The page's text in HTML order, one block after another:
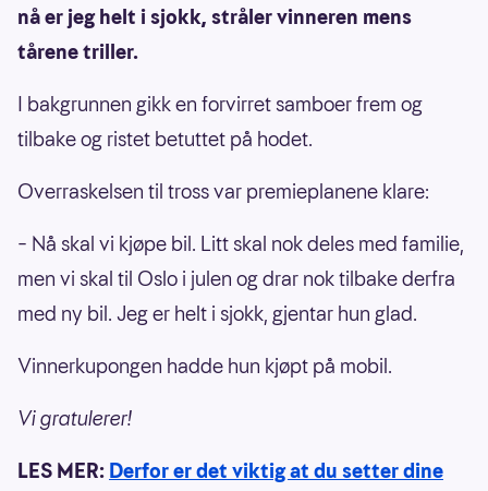
nå er jeg helt i sjokk, stråler vinneren mens
tårene triller.
I bakgrunnen gikk en forvirret samboer frem og
tilbake og ristet betuttet på hodet.
Overraskelsen til tross var premieplanene klare:
– Nå skal vi kjøpe bil. Litt skal nok deles med familie,
men vi skal til Oslo i julen og drar nok tilbake derfra
med ny bil. Jeg er helt i sjokk, gjentar hun glad.
Vinnerkupongen hadde hun kjøpt på mobil.
Vi gratulerer!
LES MER: Derfor er det viktig at du setter dine